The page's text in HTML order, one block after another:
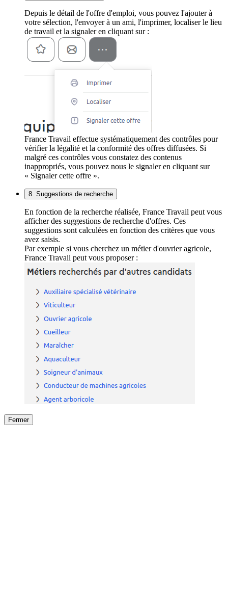
Depuis le détail de l'offre d'emploi, vous pouvez l'ajouter à
votre sélection, l'envoyer à un ami, l'imprimer, localiser le lieu
de travail et la signaler en cliquant sur :
France Travail effectue systématiquement des contrôles pour
vérifier la légalité et la conformité des offres diffusées. Si
malgré ces contrôles vous constatez des contenus
inappropriés, vous pouvez nous le signaler en cliquant sur
« Signaler cette offre ».
8. Suggestions de recherche
En fonction de la recherche réalisée, France Travail peut vous
afficher des suggestions de recherche d'offres. Ces
suggestions sont calculées en fonction des critères que vous
avez saisis.
Par exemple si vous cherchez un métier d'ouvrier agricole,
France Travail peut vous proposer :
Fermer